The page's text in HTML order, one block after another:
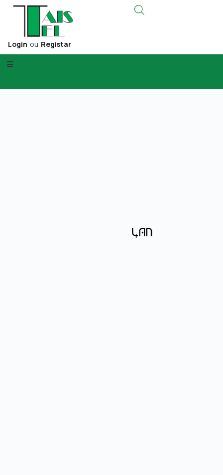
Login ou Registar